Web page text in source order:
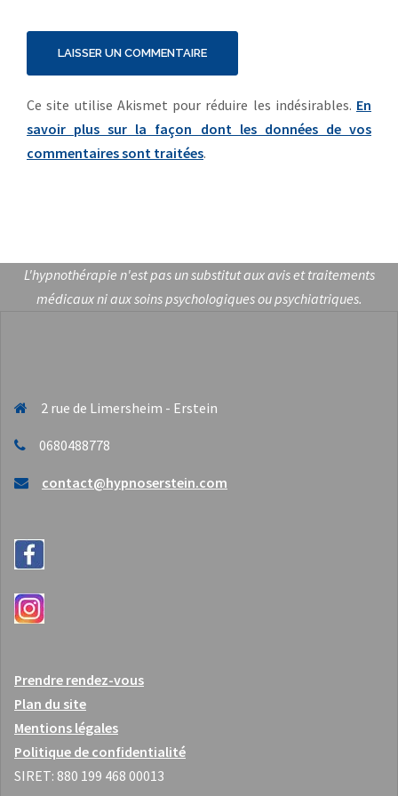
Ce site utilise Akismet pour réduire les indésirables. En
savoir plus sur la façon dont les données de vos
commentaires sont traitées.
L'hypnothérapie n'est pas un substitut aux avis et traitements
médicaux ni aux soins psychologiques ou psychiatriques.
2 rue de Limersheim - Erstein
0680488778
contact@hypnoserstein.com
Prendre rendez-vous
Plan du site
Mentions légales
Politique de confidentialité
SIRET: 880 199 468 00013